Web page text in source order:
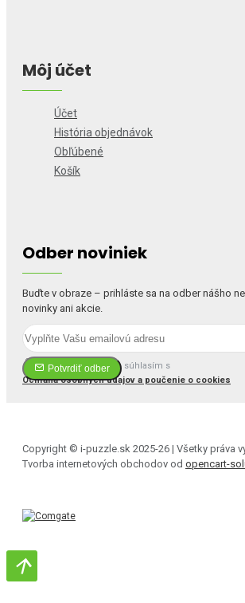
Môj účet
Účet
História objednávok
Obľúbené
Košík
Odber noviniek
Buďte v obraze – prihláste sa na odber nášho
novinky ani akcie.
Potvrdiť odber
Prečítal(a) som si a súhlasím s
Ochrana osobných údajov a poučenie o cookies
Copyright © i-puzzle.sk 2025-26 | Všetky práva
Tvorba internetových obchodov od opencart-